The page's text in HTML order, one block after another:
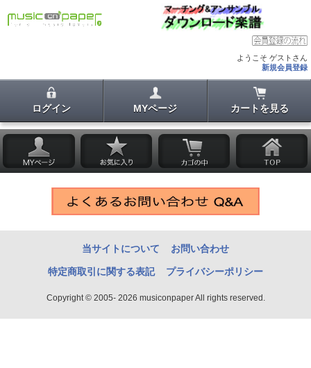
ようこそ ゲストさん
新規会員登録
ログイン MYページ カートを見る
当サイトについて お問い合わせ
特定商取引に関する表記 プライバシーポリシー
Copyright © 2005- 2026 musiconpaper All rights reserved.